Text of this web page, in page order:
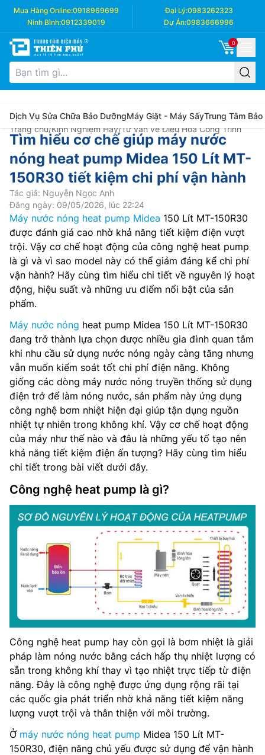
Mua Hàng Online:0918969699 Đại Lý:0983262323
Ninh Bình:0912339019 Dự Án:0983666996
0
Dịch Vụ Sửa Chữa Bảo DưỡngMáy Giặt - Máy SấyTrung Tâm Bảo
Trang chủ/Kinh Nghiệm Hay/Tư vấn về Điều Hòa Công Trình
Tìm hiểu cơ chế giúp máy nước
nóng heat pump Midea 150 Lít MT-
150R30 tiết kiệm chi phí vận hành
Tác giả: Nguyễn Ngọc Anh
Đăng ngày: 09/05/2026, lúc 22:24
Máy nước nóng heat pump Midea 150 Lít MT-150R30
được đánh giá cao nhờ khả năng tiết kiệm điện vượt
trội. Vậy cơ chế hoạt động của công nghệ heat pump
là gì và vì sao model này có thể giảm đáng kể chi phí
vận hành? Hãy cùng tìm hiểu chi tiết về nguyên lý hoạt
động, hiệu suất và những ưu điểm nổi bật của sản
phẩm.
Máy nước nóng heat pump Midea 150 Lít MT-150R30
đang trở thành lựa chọn được nhiều gia đình quan tâm
khi nhu cầu sử dụng nước nóng ngày càng tăng nhưng
vẫn muốn kiểm soát tốt chi phí điện năng. Không
giống các dòng máy nước nóng truyền thống sử dụng
điện trở để làm nóng nước, sản phẩm này ứng dụng
công nghệ bơm nhiệt hiện đại giúp tận dụng nguồn
nhiệt tự nhiên trong không khí. Vậy cơ chế hoạt động
của máy như thế nào và đâu là những yếu tố tạo nên
khả năng tiết kiệm điện ấn tượng? Hãy cùng tìm hiểu
chi tiết trong bài viết dưới đây.
Công nghệ heat pump là gì?
Công nghệ heat pump hay còn gọi là bơm nhiệt là giải
pháp làm nóng nước bằng cách hấp thụ nhiệt lượng có
sẵn trong không khí thay vì tạo nhiệt trực tiếp từ điện
năng. Đây là công nghệ được ứng dụng rộng rãi tại
các quốc gia phát triển nhờ khả năng tiết kiệm năng
lượng vượt trội và thân thiện với môi trường.
Ở máy nước nóng heat pump Midea 150 Lít MT-
150R30, điện năng chủ yếu được sử dụng để vận hành